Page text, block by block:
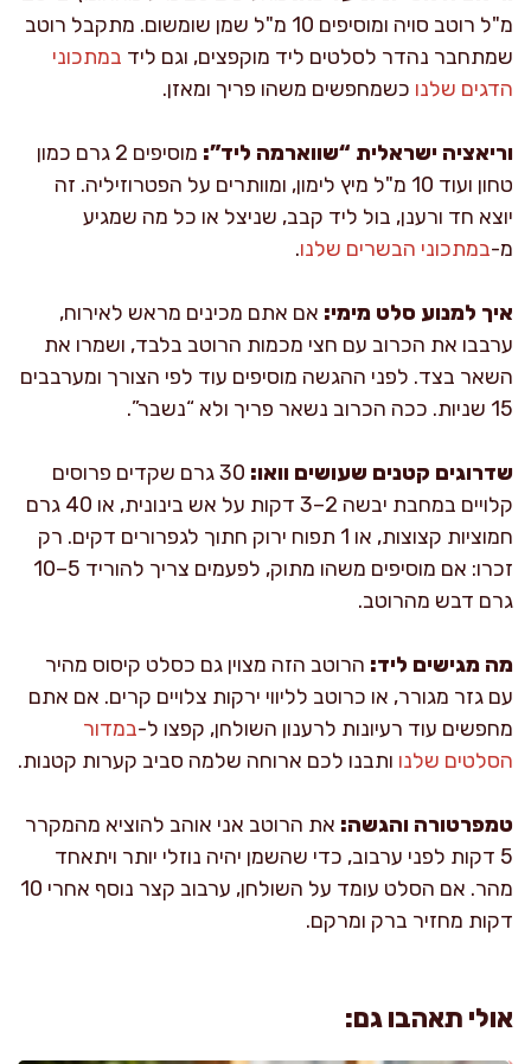
מ"ל רוטב סויה ומוסיפים 10 מ"ל שמן שומשום. מתקבל רוטב
שמתחבר נהדר לסלטים ליד מוקפצים, וגם ליד במתכוני
הדגים שלנו כשמחפשים משהו פריך ומאזן.
וריאציה ישראלית “שווארמה ליד”:
מוסיפים 2 גרם כמון
טחון ועוד 10 מ"ל מיץ לימון, ומוותרים על הפטרוזיליה. זה
יוצא חד ורענן, בול ליד קבב, שניצל או כל מה שמגיע
מ-במתכוני הבשרים שלנו.
איך למנוע סלט מימי: אם אתם מכינים מראש לאירוח,
ערבבו את הכרוב עם חצי מכמות הרוטב בלבד, ושמרו את
השאר בצד. לפני ההגשה מוסיפים עוד לפי הצורך ומערבבים
15 שניות. ככה הכרוב נשאר פריך ולא “נשבר”.
שדרוגים קטנים שעושים וואו:
30 גרם שקדים פרוסים
קלויים במחבת יבשה 2–3 דקות על אש בינונית, או 40 גרם
חמוציות קצוצות, או 1 תפוח ירוק חתוך לגפרורים דקים. רק
זכרו: אם מוסיפים משהו מתוק, לפעמים צריך להוריד 5–10
גרם דבש מהרוטב.
מה מגישים ליד: הרוטב הזה מצוין גם כסלט קיסוס מהיר
עם גזר מגורר, או כרוטב לליווי ירקות צלויים קרים. אם אתם
מחפשים עוד רעיונות לרענון השולחן, קפצו ל-במדור
הסלטים שלנו ותבנו לכם ארוחה שלמה סביב קערות קטנות.
טמפרטורה והגשה: את הרוטב אני אוהב להוציא מהמקרר
5 דקות לפני ערבוב, כדי שהשמן יהיה נוזלי יותר ויתאחד
מהר. אם הסלט עומד על השולחן, ערבוב קצר נוסף אחרי 10
דקות מחזיר ברק ומרקם.
אולי תאהבו גם: